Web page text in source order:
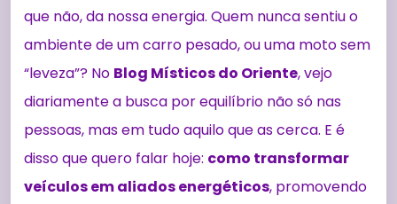
que não, da nossa energia. Quem nunca sentiu o
ambiente de um carro pesado, ou uma moto sem
“leveza”? No Blog Místicos do Oriente, vejo
diariamente a busca por equilíbrio não só nas
pessoas, mas em tudo aquilo que as cerca. E é
disso que quero falar hoje: como transformar
veículos em aliados energéticos, promovendo